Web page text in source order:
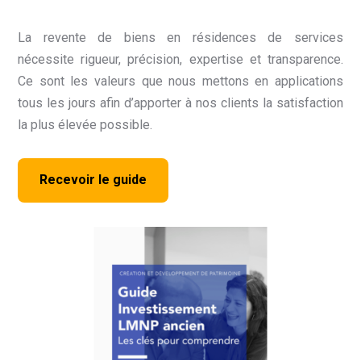
La revente de biens en résidences de services
nécessite rigueur, précision, expertise et transparence.
Ce sont les valeurs que nous mettons en applications
tous les jours afin d’apporter à nos clients la satisfaction
la plus élevée possible.
Recevoir le guide